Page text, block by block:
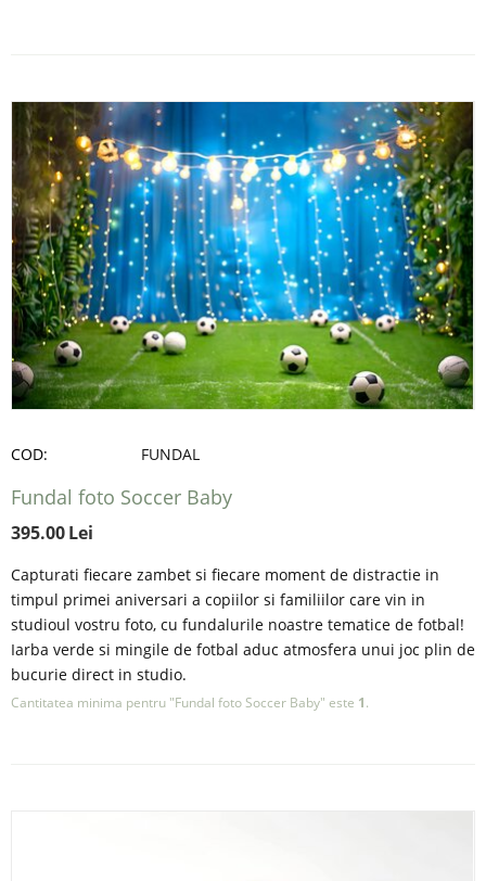
COD: FUNDAL
Fundal foto Soccer Baby
395.00Lei
Capturati fiecare zambet si fiecare moment de distractie in
timpul primei aniversari a copiilor si familiilor care vin in
studioul vostru foto, cu fundalurile noastre tematice de fotbal!
Iarba verde si mingile de fotbal aduc atmosfera unui joc plin de
bucurie direct in studio.
Cantitatea minima pentru "Fundal foto Soccer Baby" este 1.